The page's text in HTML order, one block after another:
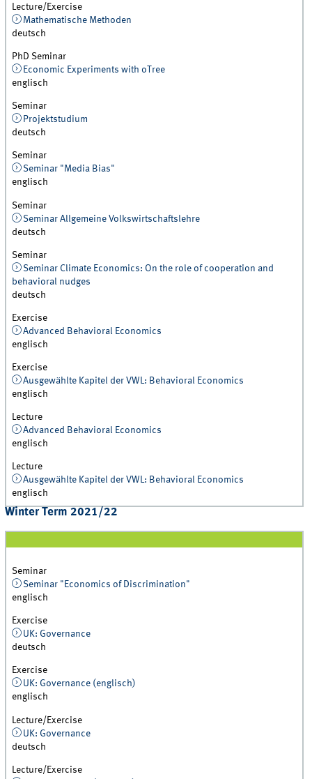
Lecture/Exercise
Mathematische Methoden
deutsch
PhD Seminar
Economic Experiments with oTree
englisch
Seminar
Projektstudium
deutsch
Seminar
Seminar "Media Bias"
englisch
Seminar
Seminar Allgemeine Volkswirtschaftslehre
deutsch
Seminar
Seminar Climate Economics: On the role of cooperation and
behavioral nudges
deutsch
Exercise
Advanced Behavioral Economics
englisch
Exercise
Ausgewählte Kapitel der VWL: Behavioral Economics
englisch
Lecture
Advanced Behavioral Economics
englisch
Lecture
Ausgewählte Kapitel der VWL: Behavioral Economics
englisch
Winter Term 2021/22
Seminar
Seminar "Economics of Discrimination"
englisch
Exercise
UK: Governance
deutsch
Exercise
UK: Governance (englisch)
englisch
Lecture/Exercise
UK: Governance
deutsch
Lecture/Exercise